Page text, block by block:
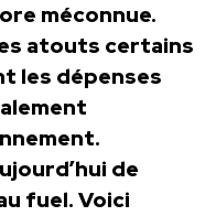
méconnue.
atouts certains
les dépenses
de
fuel. Voici